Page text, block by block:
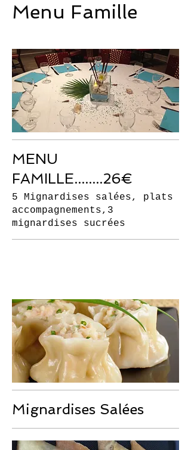
Menu Famille
MENU
FAMILLE........26€
5 Mignardises salées, plats
accompagnements,3
mignardises sucrées
Mignardises Salées